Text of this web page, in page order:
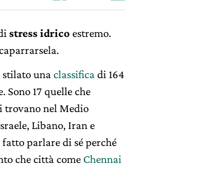
stress idricoestremo.
una classifica di 164
17 quelle che
trovano nel Medio
Libano, Iran e
parlare di sé perché
che città come Chennai